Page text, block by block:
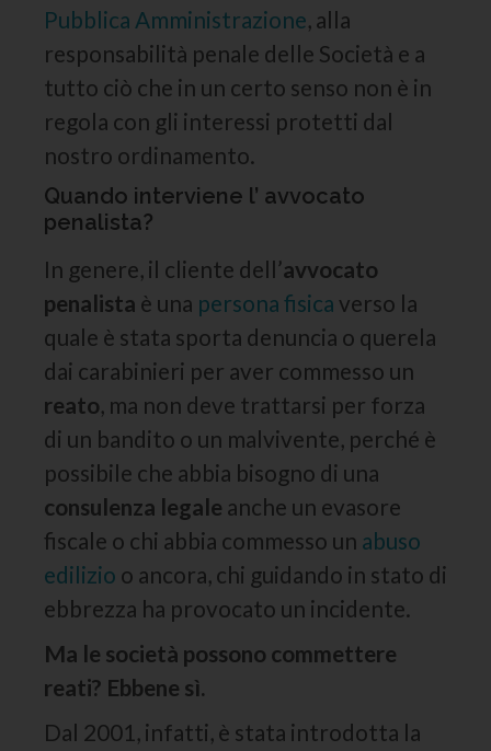
Pubblica Amministrazione, alla
responsabilità penale delle Società e a
tutto ciò che in un certo senso non è in
regola con gli interessi protetti dal
nostro ordinamento.
Quando interviene l’ avvocato
penalista?
In genere, il cliente dell’avvocato
penalista è una persona fisica verso la
quale è stata sporta denuncia o querela
dai carabinieri per aver commesso un
reato, ma non deve trattarsi per forza
di un bandito o un malvivente, perché è
possibile che abbia bisogno di una
consulenza legale anche un evasore
fiscale o chi abbia commesso un abuso
edilizio o ancora, chi guidando in stato di
ebbrezza ha provocato un incidente.
Ma le società possono commettere
reati? Ebbene sì.
Dal 2001, infatti, è stata introdotta la